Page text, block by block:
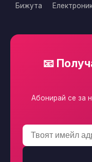
Бижута
📧
Абонирай се за